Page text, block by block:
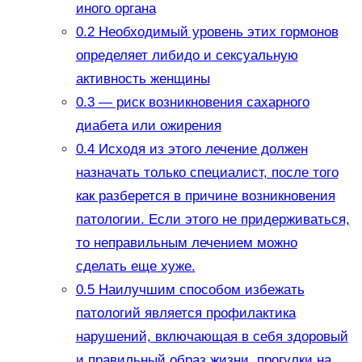
иного органа
0.2Необходимый уровень этих гормонов
определяет либидо и сексуальную
активность женщины
0.3— риск возникновения сахарного
диабета или ожирения
0.4Исходя из этого лечение должен
назначать только специалист, после того
как разберется в причине возникновения
патологии. Если этого не придерживаться,
то неправильным лечением можно
сделать еще хуже.
0.5Наилучшим способом избежать
патологий является профилактика
нарушений, включающая в себя здоровый